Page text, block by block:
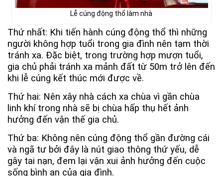
Lễ cúng động thổ làm nhà
Thứ nhất: Khi tiến hành cúng động thổ thì những
người không hợp tuổi trong gia đình nên tạm thời
tránh xa. Đặc biệt, trong trường hợp mượn tuổi,
gia chủ phải tránh xa mảnh đất từ 50m trở lên đến
khi lễ cúng kết thúc mới được về.
Thứ hai: Nên xây nhà cách xa chùa vì gần chùa
linh khí trong nhà sẽ bị chùa hấp thụ hết ảnh
hưởng đến vận thế gia chủ.
Thứ ba: Không nên cúng động thổ gần đường cái
và ngã tư bởi đây là nút giao thông thứ yếu, dễ
gây tai nạn, đem lại vận xui ảnh hưởng đến cuộc
sống bình an của gia đình.